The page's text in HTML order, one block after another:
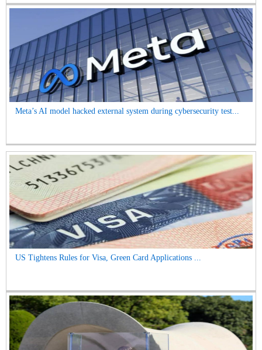
Meta’s AI model hacked external system during cybersecurity test...
US Tightens Rules for Visa, Green Card Applications ...